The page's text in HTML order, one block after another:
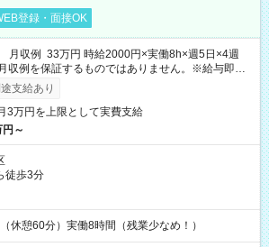
登録・面接OK
収例 33万円 時給2000円×実働8h×週5日×4週
例を保証するものではありません。※給与即受
利用可（利用条件有）
支給あり
3万円を上限として実費支給
～
徒歩3分
休憩60分）実働8時間（残業少なめ！）